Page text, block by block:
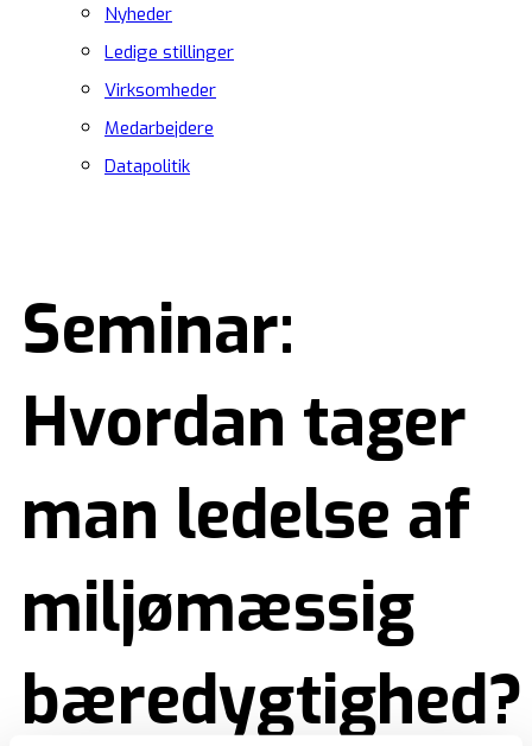
Nyheder
Ledige stillinger
Virksomheder
Medarbejdere
Datapolitik
Seminar:
Hvordan tager
man ledelse af
miljømæssig
bæredygtighed?